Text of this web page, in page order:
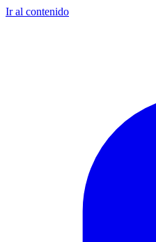
Ir al contenido